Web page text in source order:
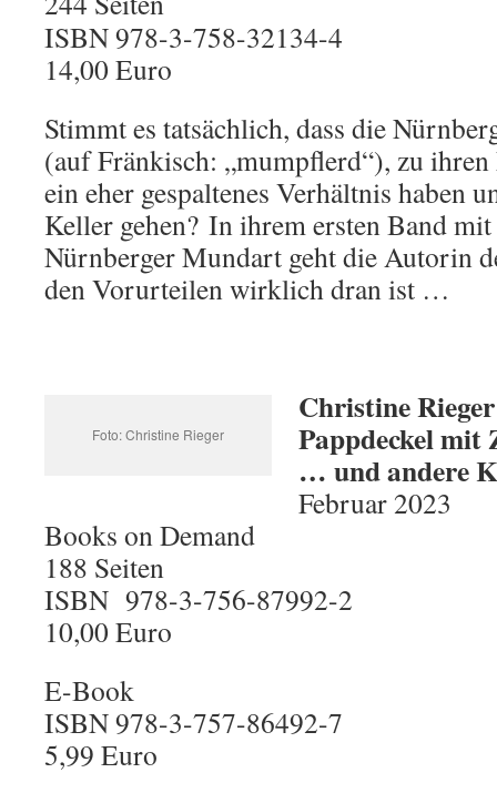
ISBN 978-3-758-32134-4
14,00 Euro
Stimmt es tatsächlich, dass die
(auf Fränkisch: „mumpflerd“), zu
ein eher gespaltenes Verhältnis haben
Keller gehen? In ihrem ersten Band
Nürnberger Mundart geht die Autorin
den Vorurteilen wirklich dran ist …
Foto: Christine Rieger
Christine
Pappdeckel mit
… und andere
Februar 2023
Books on Demand
188 Seiten
ISBN 978-3-756-87992-2
10,00 Euro
E-Book
ISBN 978-3-757-86492-7
5,99 Euro